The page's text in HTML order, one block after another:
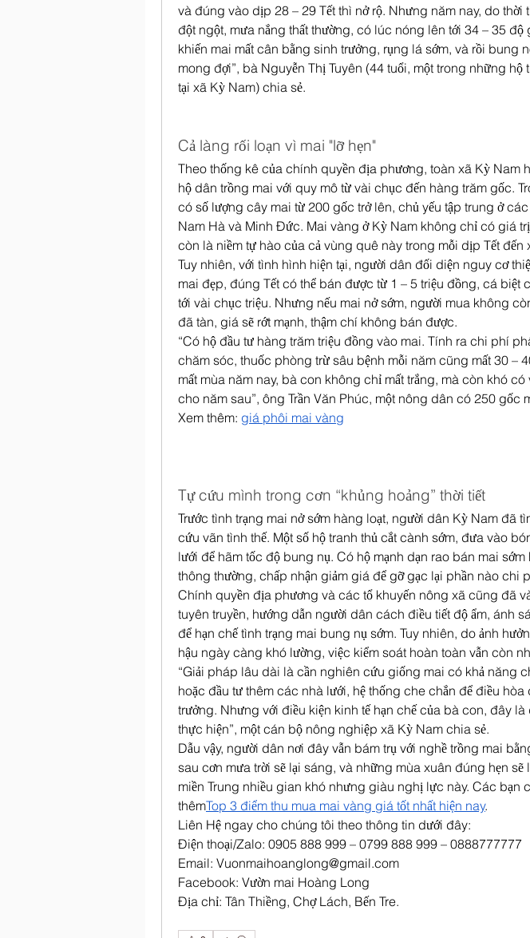
và đúng vào dịp 28 – 29 Tết thì nở rộ. Nhưng năm nay, do thời
đột ngột, mưa nắng thất thường, có lúc nóng lên tới 34 – 35
khiến mai mất cân bằng sinh trưởng, rụng lá sớm, và rồi bung
mong đợi”, bà Nguyễn Thị Tuyên (44 tuổi, một trong những hộ
tại xã Kỳ Nam) chia sẻ.
Cả làng rối loạn vì mai "lỡ hẹn"
Theo thống kê của chính quyền địa phương, toàn xã Kỳ Nam
hộ dân trồng mai với quy mô từ vài chục đến hàng trăm gốc.
có số lượng cây mai từ 200 gốc trở lên, chủ yếu tập trung ở
Nam Hà và Minh Đức. Mai vàng ở Kỳ Nam không chỉ có giá
còn là niềm tự hào của cả vùng quê này trong mỗi dịp Tết đến
Tuy nhiên, với tình hình hiện tại, người dân đối diện nguy cơ
mai đẹp, đúng Tết có thể bán được từ 1 – 5 triệu đồng, cá biệt
tới vài chục triệu. Nhưng nếu mai nở sớm, người mua không
đã tàn, giá sẽ rớt mạnh, thậm chí không bán được.
“Có hộ đầu tư hàng trăm triệu đồng vào mai. Tính ra chi phí
chăm sóc, thuốc phòng trừ sâu bệnh mỗi năm cũng mất 30 –
mất mùa năm nay, bà con không chỉ mất trắng, mà còn khó
cho năm sau”, ông Trần Văn Phúc, một nông dân có 250 gốc
Xem thêm: giá phôi mai vàng
Tự cứu mình trong cơn “khủng hoảng” thời tiết
Trước tình trạng mai nở sớm hàng loạt, người dân Kỳ Nam đã
cứu vãn tình thế. Một số hộ tranh thủ cắt cành sớm, đưa vào
lưới để hãm tốc độ bung nụ. Có hộ mạnh dạn rao bán mai
thông thường, chấp nhận giảm giá để gỡ gạc lại phần nào chi
Chính quyền địa phương và các tổ khuyến nông xã cũng đã
tuyên truyền, hướng dẫn người dân cách điều tiết độ ẩm, ánh
để hạn chế tình trạng mai bung nụ sớm. Tuy nhiên, do ảnh
hậu ngày càng khó lường, việc kiểm soát hoàn toàn vẫn còn
“Giải pháp lâu dài là cần nghiên cứu giống mai có khả năng
hoặc đầu tư thêm các nhà lưới, hệ thống che chắn để điều hòa
trưởng. Nhưng với điều kiện kinh tế hạn chế của bà con, đây
thực hiện”, một cán bộ nông nghiệp xã Kỳ Nam chia sẻ.
Dẫu vậy, người dân nơi đây vẫn bám trụ với nghề trồng mai
sau cơn mưa trời sẽ lại sáng, và những mùa xuân đúng hẹn sẽ
miền Trung nhiều gian khó nhưng giàu nghị lực này. Các bạn
thêmTop 3 điểm thu mua mai vàng giá tốt nhất hiện nay.
Liên Hệ ngay cho chúng tôi theo thông tin dưới đây:
Điện thoại/Zalo: 0905 888 999 – 0799 888 999 – 0888777777
Email: Vuonmaihoanglong@gmail.com
Facebook: Vườn mai Hoàng Long
Địa chỉ: Tân Thiềng, Chợ Lách, Bến Tre.